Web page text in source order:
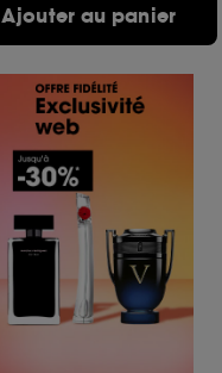
Ajouter au panier